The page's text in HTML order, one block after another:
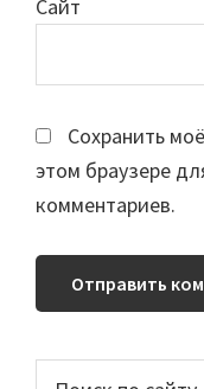
Сайт
Сохранить
этом браузере
комментариев.
Основной